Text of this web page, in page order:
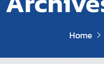
Home